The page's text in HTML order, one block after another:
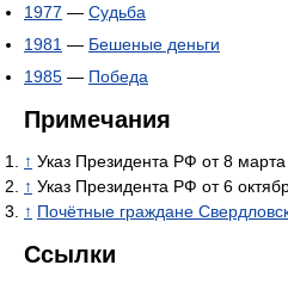
1977 — Судьба
1981 — Бешеные деньги
1985 — Победа
Примечания
↑ Указ Президента РФ от 8
↑ Указ Президента РФ от 6
↑ Почётные граждане
Ссылки